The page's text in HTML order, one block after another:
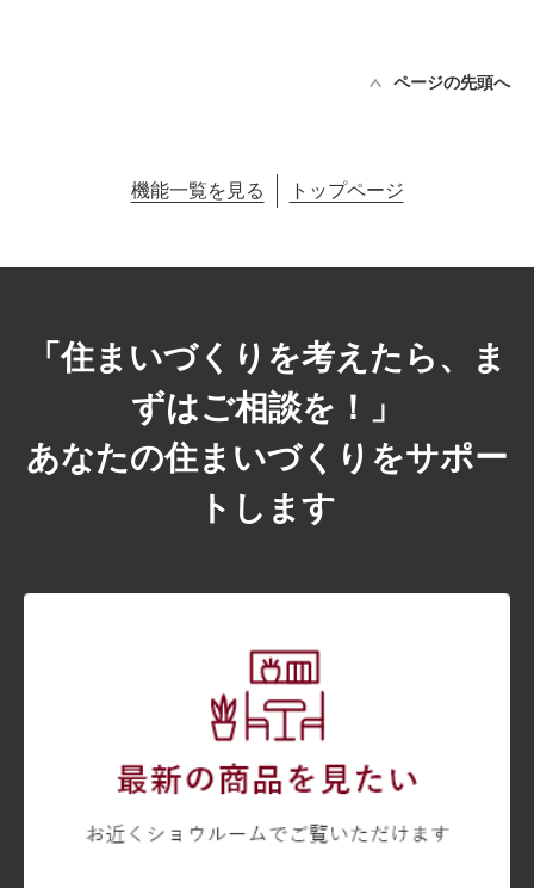
ページの先頭へ
機能一覧を見る トップページ
「住まいづくりを考えたら、ま
ずはご相談を！」
あなたの住まいづくりをサポー
トします